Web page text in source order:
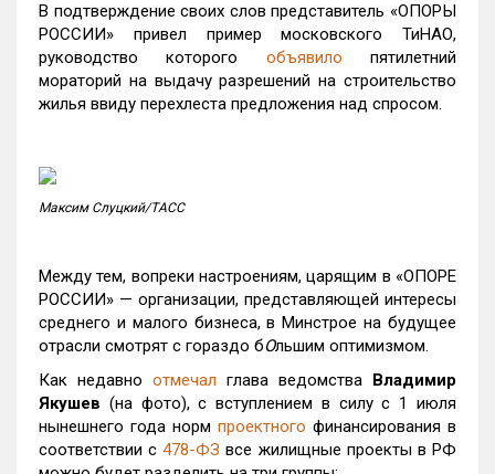
В подтверждение своих слов представитель «ОПОРЫ
РОССИИ» привел пример московского ТиНАО,
руководство которого объявило пятилетний
мораторий на выдачу разрешений на строительство
жилья ввиду перехлеста предложения над спросом.
Максим Слуцкий/ТАСС
Между тем, вопреки настроениям, царящим в «ОПОРЕ
РОССИИ» — организации, представляющей интересы
среднего и малого бизнеса, в Минстрое на будущее
отрасли смотрят с гораздо бОльшим оптимизмом.
Как недавно отмечал глава ведомства Владимир
Якушев (на фото), с вступлением в силу с 1 июля
нынешнего года норм проектного финансирования в
соответствии с478-ФЗ все жилищные проекты в РФ